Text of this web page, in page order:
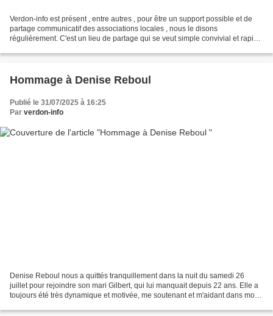
Verdon-info est présent , entre autres , pour être un support possible et de
partage communicatif des associations locales , nous le disons
régulièrement. C'est un lieu de partage qui se veut simple convivial et rapide
Hommage à Denise Reboul
Publié le 31/07/2025 à 16:25
Par verdon-info
Denise Reboul nous a quittés tranquillement dans la nuit du samedi 26
juillet pour rejoindre son mari Gilbert, qui lui manquait depuis 22 ans. Elle a
toujours été très dynamique et motivée, me soutenant et m'aidant dans mon